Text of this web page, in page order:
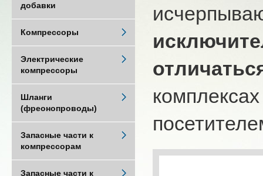
добавки
Компрессоры
Электрические
компрессоры
Шланги
(фреонопроводы)
Запасные части к
компрессорам
Запасные части к